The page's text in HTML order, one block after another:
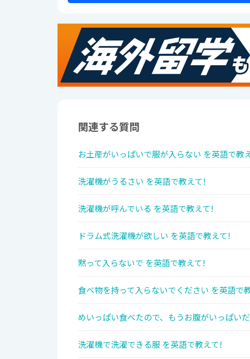
関連する質問
お土産がいっぱいで服が入らない を英語で教
洗濯機がうるさい を英語で教えて!
洗濯機が呼んでいる を英語で教えて!
ドラム式洗濯機が欲しい を英語で教えて!
黙って入らないで を英語で教えて!
食べ物を持って入らないでください を英語で
めいっぱい食べたので、もうお腹がいっぱい
洗濯機で洗濯できる服 を英語で教えて!